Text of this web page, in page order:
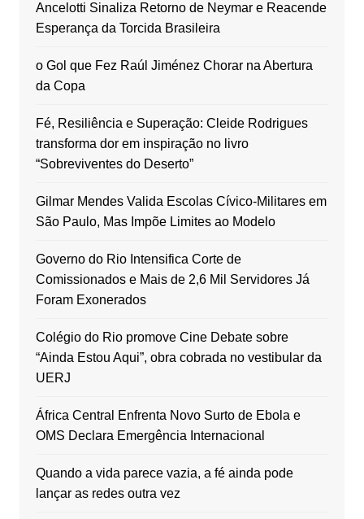
Ancelotti Sinaliza Retorno de Neymar e Reacende
Esperança da Torcida Brasileira
o Gol que Fez Raúl Jiménez Chorar na Abertura
da Copa
Fé, Resiliência e Superação: Cleide Rodrigues
transforma dor em inspiração no livro
“Sobreviventes do Deserto”
Gilmar Mendes Valida Escolas Cívico-Militares em
São Paulo, Mas Impõe Limites ao Modelo
Governo do Rio Intensifica Corte de
Comissionados e Mais de 2,6 Mil Servidores Já
Foram Exonerados
Colégio do Rio promove Cine Debate sobre
“Ainda Estou Aqui”, obra cobrada no vestibular da
UERJ
África Central Enfrenta Novo Surto de Ebola e
OMS Declara Emergência Internacional
Quando a vida parece vazia, a fé ainda pode
lançar as redes outra vez